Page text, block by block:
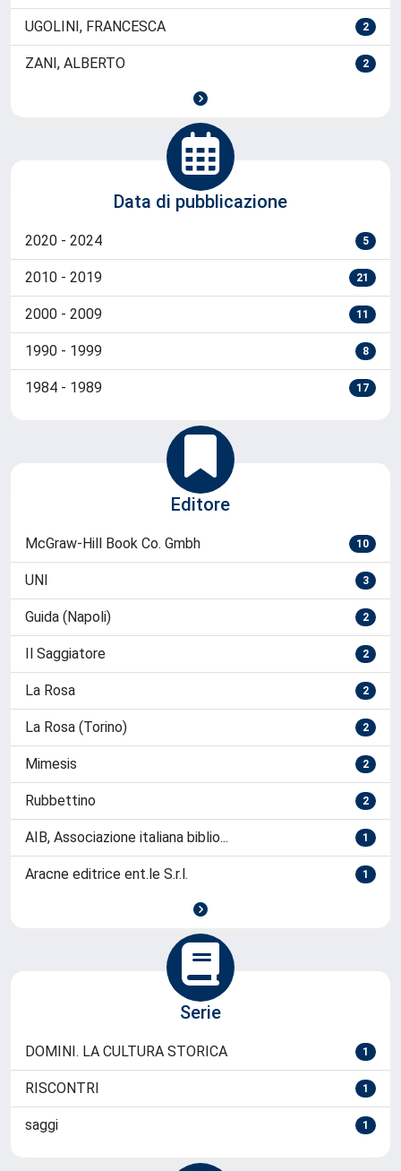
UGOLINI, FRANCESCA 2
ZANI, ALBERTO 2
Data di pubblicazione
2020 - 2024 5
2010 - 2019 21
2000 - 2009 11
1990 - 1999 8
1984 - 1989 17
Editore
McGraw-Hill Book Co. Gmbh 10
UNI 3
Guida (Napoli) 2
Il Saggiatore 2
La Rosa 2
La Rosa (Torino) 2
Mimesis 2
Rubbettino 2
AIB, Associazione italiana biblio... 1
Aracne editrice ent.le S.r.l. 1
Serie
DOMINI. LA CULTURA STORICA 1
RISCONTRI 1
saggi 1